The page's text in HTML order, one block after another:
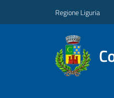
Regione Liguria